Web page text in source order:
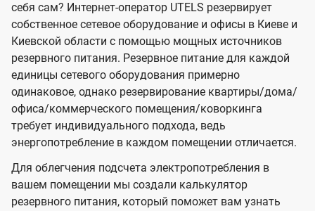
себя сам? Интернет-оператор UTELS резервирует
собственное сетевое оборудование и офисы в Киеве и
Киевской области с помощью мощных источников
резервного питания. Резервное питание для каждой
единицы сетевого оборудования примерно
одинаковое, однако резервирование квартиры/дома/
офиса/коммерческого помещения/коворкинга
требует индивидуального подхода, ведь
энергопотребление в каждом помещении отличается.
Для облегчения подсчета электропотребления в
вашем помещении мы создали калькулятор
резервного питания, который поможет вам узнать